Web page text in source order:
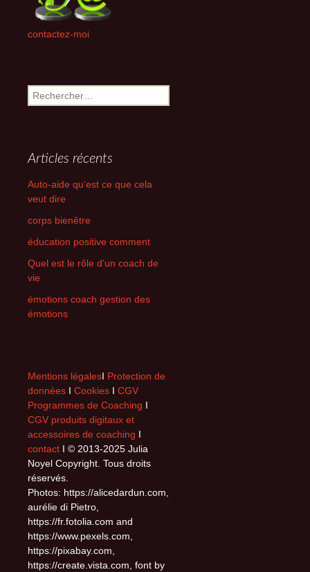
contactez-moi
Rechercher :
Articles récents
Auto-aide qu‘est ce que cela
veut dire
corps bienêtre
éducation positive comment
Quel est le rôle d’un coach de
vie
émotions coach gestion des
émotions
Mentions légalesI Protection de
données I Cookies I CGV
Programmes de Coaching I
CGV produits digitaux et
accessoires de coaching I
contact I © 2013-2025 Julia
Noyel Copyright. Tous droits
réservés.
Photos: https://alicedardun.com,
aurélie di Pietro,
https://fr.fotolia.com and
https://www.pexels.com,
https://pixabay.com,
https://create.vista.com, font by